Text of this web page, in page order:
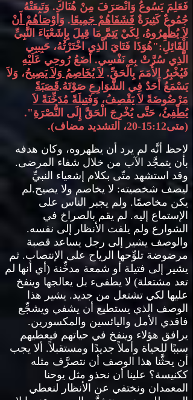
فَعَلِمَ يَسُوعُ وَانْصَرَفَ مِنْ هُنَاكَ. وَتَبِعَتْهُ
جُمُوعٌ كَثِيرَةٌ فَشَفَاهُمْ جَمِيعًا. وَأَوْصَاهُمْ أَنْ
لاَ يُظْهِرُوهُ، لِكَيْ يَتِمَّ مَا قِيلَ بِإِشَعْيَاءَ النَّبِيِّ
الْقَائِلِ:"هُوَذَا فَتَايَ الَّذِي اخْتَرْتُهُ، حَبِيبِي
الَّذِي سُرَّتْ بِهِ نَفْسِي.أَضَعُ رُوحِي عَلَيْهِ
فَيُخْبِرُ الأُمَمَ بِالْحَقِّ. لاَ يُخَاصِمُ وَلاَ يَصِيحُ، وَلاَ
يَسْمَعُ أَحَدٌ فِي الشَّوَارِعِ صَوْتَهُ.قَصَبَةً
مَرْضُوضَةً لاَ يَقْصِفُ، وَفَتِيلَةً مُدَخِّنَةً لاَ
يُطْفِئُ، حَتَّى يُخْرِجَ الْحَقَّ إِلَى النُّصْرَةِ".
(متى15:12-20 ، التشديد مضاف).
لاحظ أنَّه لم يرد أن يظهروه، وكان هدفه
بأن يتمجَّد الآب من خلال شفاء المرضى.
وقد استشهد متّى بكلام إشعياء النبيِّ
ليصف شخصيته: لا يخاصم ولا يصيح.لم
يكن مخاصمًا. ولم يجبر الناس على
الإستماع إليه. لم يقم بالصراخ في
الشوارع ولم يلفت الأنظار إلى نفسه.
والوصف يشير إلى رجل يساعد قصبة
مرضوضة تلوِّحها الرياح على الإنتصاب. ثم
يشير إلى فتيلة أو شمعة مدخِّنة ( أي أنها لم
تعد مشتعلة) لا يطفىء بل يعالجها وينفخ
عليها لكي تشتعل من جديد. يشير هذا
الوصف الذي يستطيع أن يشفي ويشجِّع
فاقدي الأمل واليائسين والمكسورين.
يرافق هؤلاء وينفخ في حياتهم فيعطيهم
سببًا للحياة وأملاً جديدًا ومستقبلاً. ألا يجب
أن يحثَّنا هذا الوصف أن نتصرَّف مثله
ككنيسة؟ علينا أن نحذو مثل يوحنا
المعمدان ونختفي عن الأنظار لنعطي